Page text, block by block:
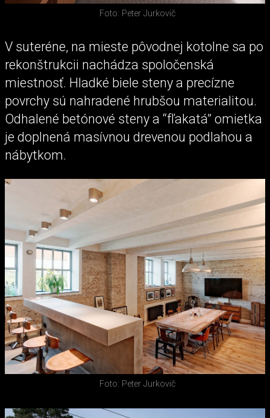
Foto: Peter Jurkovič
V suteréne, na mieste pôvodnej kotolne sa po
rekonštrukcii nachádza spoločenská
miestnosť. Hladké biele steny a precízne
povrchy sú nahradené hrubšou materialitou.
Odhalené betónové steny a “fľakatá” omietka
je doplnená masívnou drevenou podlahou a
nábytkom.
Foto: Peter Jurkovič